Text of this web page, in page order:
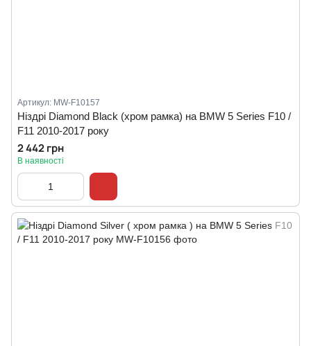
Артикул: MW-F10157
Ніздрі Diamond Black (хром рамка) на BMW 5 Series F10 /
F11 2010-2017 року
2 442 грн
В наявності